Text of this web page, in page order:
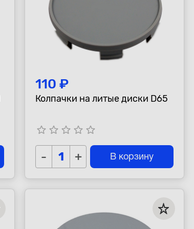
110 ₽
Колпачки на литые диски D65
star_border star_border star_border star_border star_border
- + В корзину